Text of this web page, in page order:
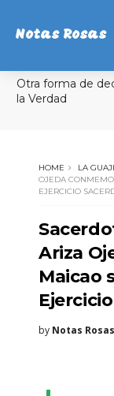
Notas Rosas
Otra forma de
la Verdad
HOME LA
OJEDA
EJERCICIO
Ariza
Maicao
by Notas Rosas